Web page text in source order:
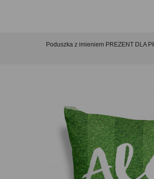
Poduszka z imieniem PREZENT DLA